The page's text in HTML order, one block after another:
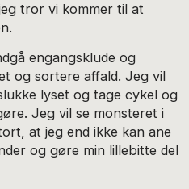
tror vi kommer til at
engangsklude og
og sortere affald. Jeg vil
lyset og tage cykel og
Jeg vil se monsteret i
at jeg end ikke kan ane
og gøre min lillebitte del